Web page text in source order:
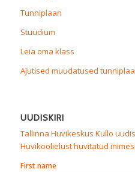
Tunniplaan
Stuudium
Leia oma klass
Ajutised muudatused
UUDISKIRI
Tallinna Huvikeskus Kullo
Huvikoolielust huvitatud
First name